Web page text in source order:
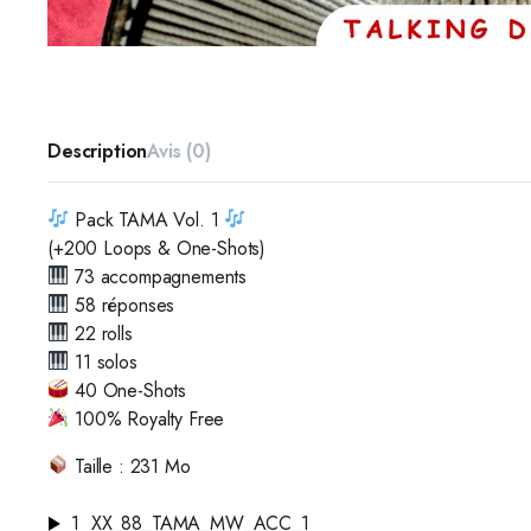
DescriptionAvis (0)
Pack TAMA Vol. 1
(+200 Loops & One-Shots)
73 accompagnements
58 réponses
22 rolls
11 solos
40 One-Shots
100% Royalty Free
Taille : 231 Mo
1 XX_88_TAMA_MW_ACC_1